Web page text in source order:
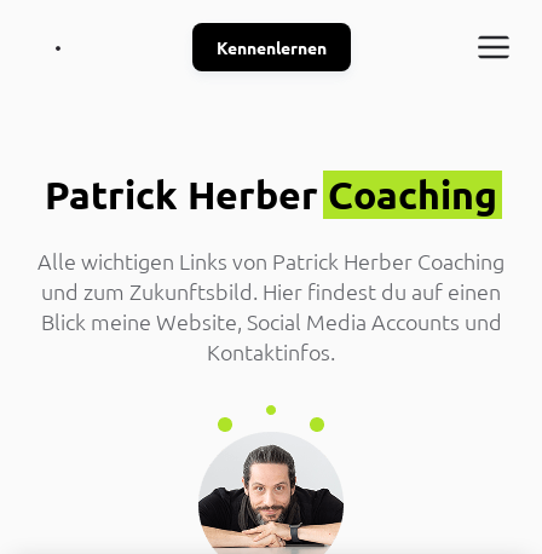
Kennenlernen
Patrick Herber Coaching
Alle wichtigen Links von Patrick Herber Coaching
und zum Zukunftsbild. Hier findest du auf einen
Blick meine Website, Social Media Accounts und
Kontaktinfos.